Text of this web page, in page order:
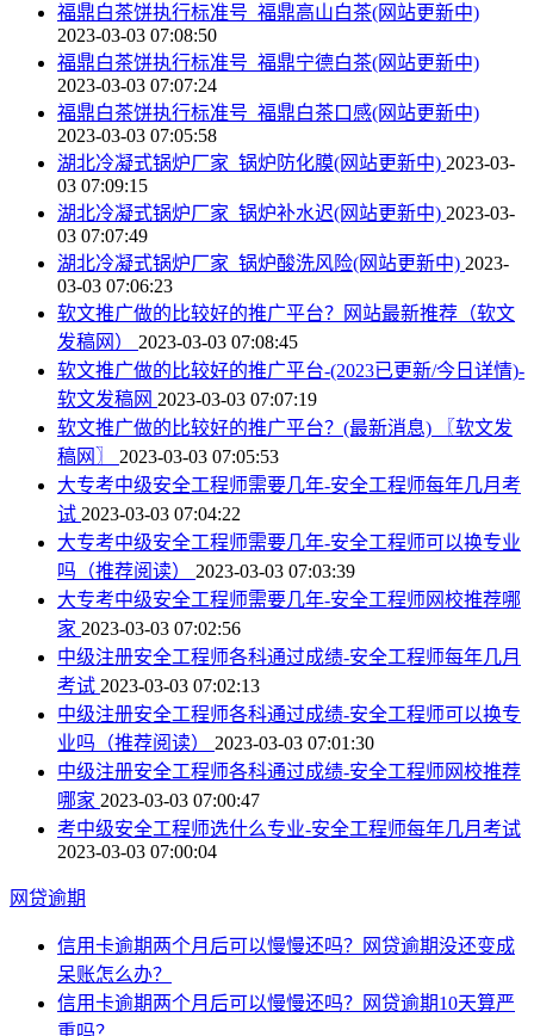
福鼎白茶饼执行标准号_福鼎高山白茶(网站更新中)
2023-03-03 07:08:50
福鼎白茶饼执行标准号_福鼎宁德白茶(网站更新中)
2023-03-03 07:07:24
福鼎白茶饼执行标准号_福鼎白茶口感(网站更新中)
2023-03-03 07:05:58
湖北冷凝式锅炉厂家_锅炉防化膜(网站更新中) 2023-03-
03 07:09:15
湖北冷凝式锅炉厂家_锅炉补水迟(网站更新中) 2023-03-
03 07:07:49
湖北冷凝式锅炉厂家_锅炉酸洗风险(网站更新中) 2023-
03-03 07:06:23
软文推广做的比较好的推广平台？网站最新推荐（软文
发稿网） 2023-03-03 07:08:45
软文推广做的比较好的推广平台-(2023已更新/今日详情)-
软文发稿网 2023-03-03 07:07:19
软文推广做的比较好的推广平台？(最新消息) 〖软文发
稿网〗 2023-03-03 07:05:53
大专考中级安全工程师需要几年-安全工程师每年几月考
试 2023-03-03 07:04:22
大专考中级安全工程师需要几年-安全工程师可以换专业
吗（推荐阅读） 2023-03-03 07:03:39
大专考中级安全工程师需要几年-安全工程师网校推荐哪
家 2023-03-03 07:02:56
中级注册安全工程师各科通过成绩-安全工程师每年几月
考试 2023-03-03 07:02:13
中级注册安全工程师各科通过成绩-安全工程师可以换专
业吗（推荐阅读） 2023-03-03 07:01:30
中级注册安全工程师各科通过成绩-安全工程师网校推荐
哪家 2023-03-03 07:00:47
考中级安全工程师选什么专业-安全工程师每年几月考试
2023-03-03 07:00:04
网贷逾期
信用卡逾期两个月后可以慢慢还吗？网贷逾期没还变成
呆账怎么办？
信用卡逾期两个月后可以慢慢还吗？网贷逾期10天算严
重吗？